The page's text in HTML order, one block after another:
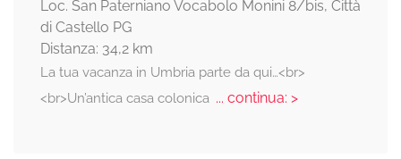
Loc. San Paterniano Vocabolo Monini 8/bis, Città
di Castello PG
Distanza: 34,2 km
La tua vacanza in Umbria parte da qui…<br>
<br>Un’antica casa colonica... continua: >